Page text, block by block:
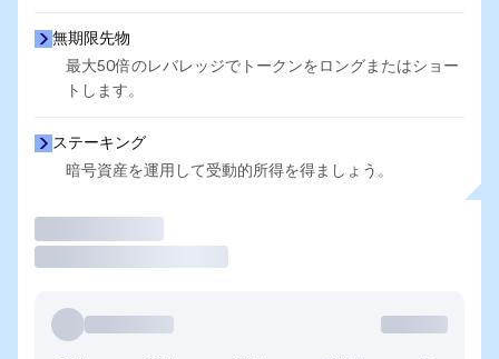
無期限先物
最大50倍のレバレッジでトークンをロングまたはショー
トします。
ステーキング
暗号資産を運用して受動的所得を得ましょう。